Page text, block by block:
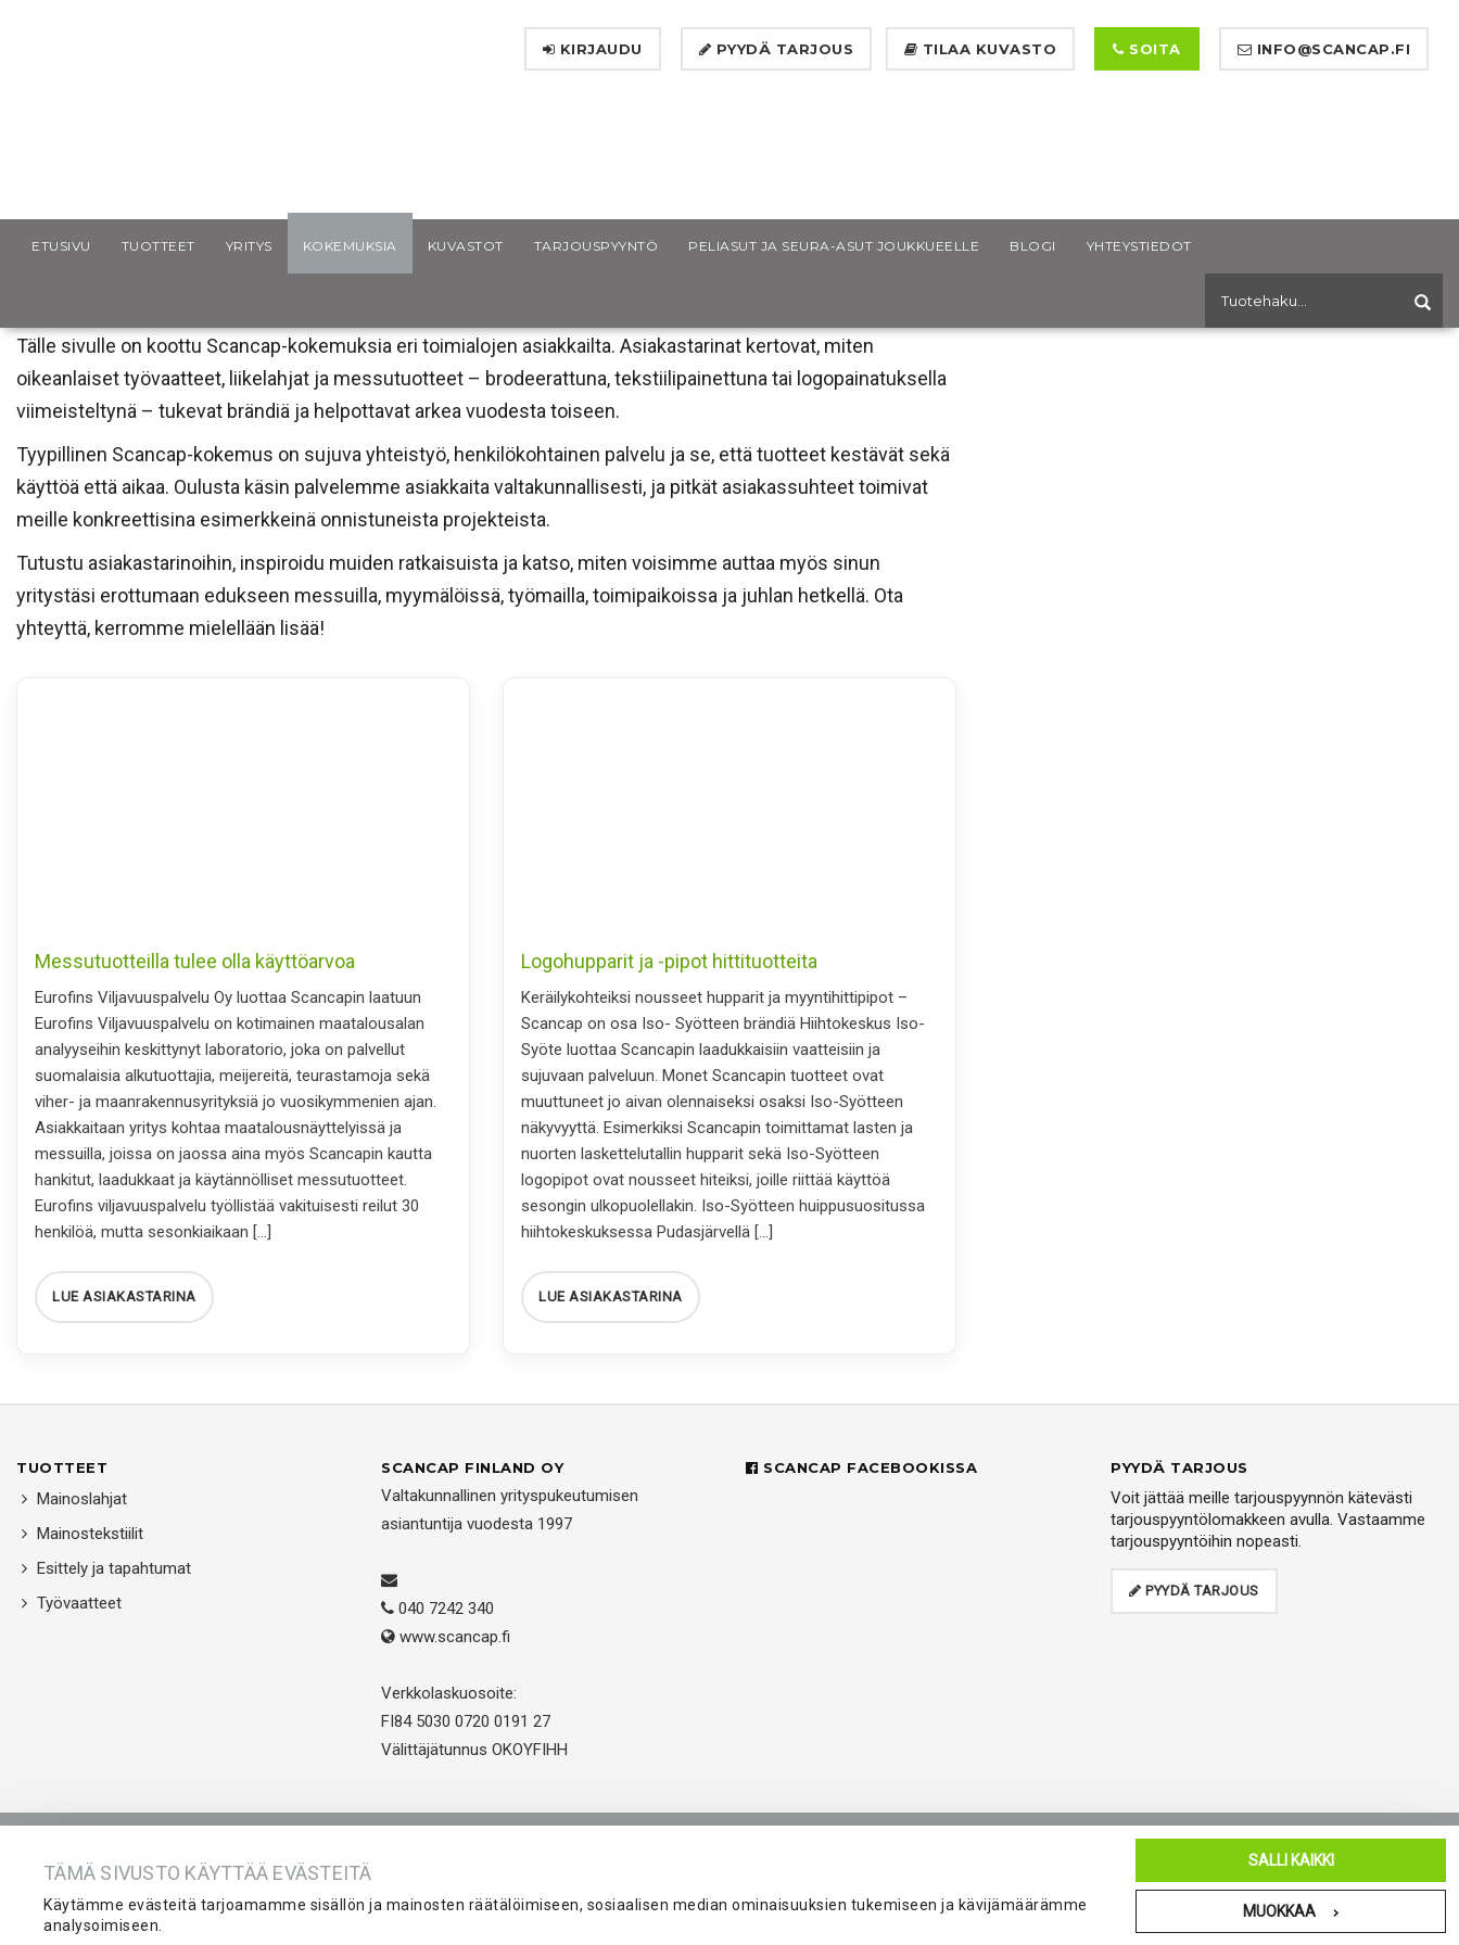
TÄMÄ SIVUSTO KÄYTTÄÄ EVÄSTEITÄ
Käytämme evästeitä tarjoamamme sisällön ja mainosten räätälöimiseen, sosiaalisen median ominaisuuksien tukemiseen ja kävijämäärämme
analysoimiseen.
SALLI KAIKKI
MUOKKAA
INFO@SCANCAP.FI
SOITA
PYYDÄ TARJOUS TILAA KUVASTO
KIRJAUDU
ETUSIVU TUOTTEET YRITYS KOKEMUKSIA KUVASTOT TARJOUSPYYNTÖ PELIASUT JA SEURA-ASUT JOUKKUEELLE BLOGI YHTEYSTIEDOT
Tälle sivulle on koottu Scancap-kokemuksia eri toimialojen asiakkailta. Asiakastarinat kertovat, miten
oikeanlaiset työvaatteet, liikelahjat ja messutuotteet – brodeerattuna, tekstiilipainettuna tai logopainatuksella
viimeisteltynä – tukevat brändiä ja helpottavat arkea vuodesta toiseen.
Tyypillinen Scancap-kokemus on sujuva yhteistyö, henkilökohtainen palvelu ja se, että tuotteet kestävät sekä
käyttöä että aikaa. Oulusta käsin palvelemme asiakkaita valtakunnallisesti, ja pitkät asiakassuhteet toimivat
meille konkreettisina esimerkkeinä onnistuneista projekteista.
Tutustu asiakastarinoihin, inspiroidu muiden ratkaisuista ja katso, miten voisimme auttaa myös sinun
yritystäsi erottumaan edukseen messuilla, myymälöissä, työmailla, toimipaikoissa ja juhlan hetkellä. Ota
yhteyttä, kerromme mielellään lisää!
Messutuotteilla tulee olla käyttöarvoa
Eurofins Viljavuuspalvelu Oy luottaa Scancapin laatuun
Eurofins Viljavuuspalvelu on kotimainen maatalousalan
analyyseihin keskittynyt laboratorio, joka on palvellut
suomalaisia alkutuottajia, meijereitä, teurastamoja sekä
viher- ja maanrakennusyrityksiä jo vuosikymmenien ajan.
Asiakkaitaan yritys kohtaa maatalousnäyttelyissä ja
messuilla, joissa on jaossa aina myös Scancapin kautta
hankitut, laadukkaat ja käytännölliset messutuotteet.
Eurofins viljavuuspalvelu työllistää vakituisesti reilut 30
henkilöä, mutta sesonkiaikaan […]
LUE ASIAKASTARINA
Logohupparit ja -pipot hittituotteita
Keräilykohteiksi nousseet hupparit ja myyntihittipipot –
Scancap on osa Iso- Syötteen brändiä Hiihtokeskus Iso-
Syöte luottaa Scancapin laadukkaisiin vaatteisiin ja
sujuvaan palveluun. Monet Scancapin tuotteet ovat
muuttuneet jo aivan olennaiseksi osaksi Iso-Syötteen
näkyvyyttä. Esimerkiksi Scancapin toimittamat lasten ja
nuorten laskettelutallin hupparit sekä Iso-Syötteen
logopipot ovat nousseet hiteiksi, joille riittää käyttöä
sesongin ulkopuolellakin. Iso-Syötteen huippusuositussa
hiihtokeskuksessa Pudasjärvellä […]
LUE ASIAKASTARINA
TUOTTEET
Mainoslahjat
Mainostekstiilit
Esittely ja tapahtumat
Työvaatteet
SCANCAP FINLAND OY
Valtakunnallinen yrityspukeutumisen
asiantuntija vuodesta 1997
040 7242 340
www.scancap.fi
Verkkolaskuosoite:
FI84 5030 0720 0191 27
Välittäjätunnus OKOYFIHH
SCANCAP FACEBOOKISSA PYYDÄ TARJOUS
Voit jättää meille tarjouspyynnön kätevästi
tarjouspyyntölomakkeen avulla. Vastaamme
tarjouspyyntöihin nopeasti.
PYYDÄ TARJOUS
Etusivu Tuotteet
© 2026 Scancap Finland Oy. Sivujen toteutus:Delanet